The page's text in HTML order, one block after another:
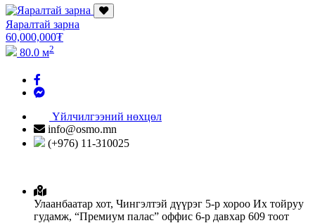
Яаралтай зарна
60,000,000₮
80.0 м2
Үйлчилгээний нөхцөл
info@osmo.mn
(+976) 11-310025
Улаанбаатар хот, Чингэлтэй дүүрэг 5-р хороо Их тойруу
гудамж, “Премиум палас” оффис 6-р давхар 609 тоот